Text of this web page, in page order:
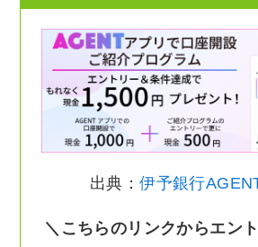
出典：伊予銀行
＼こちらのリンクからエン